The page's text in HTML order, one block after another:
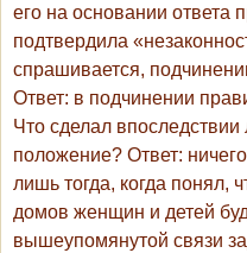
его на основании ответа
подтвердила
спрашивается,
Ответ: в подчинении
Что сделал впоследствии
положение? Ответ:
лишь тогда, когда понял,
домов женщин и детей
вышеупомянутой связи